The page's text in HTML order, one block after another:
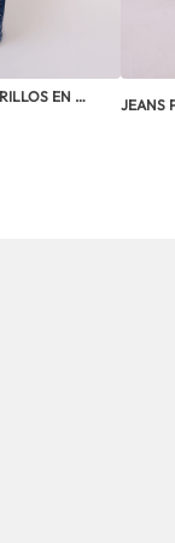
EN
JEANS